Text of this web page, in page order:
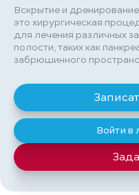
Вскрытие и
это хирургическая
для лечения различных
полости, таких как
забрюшинного
Войти в